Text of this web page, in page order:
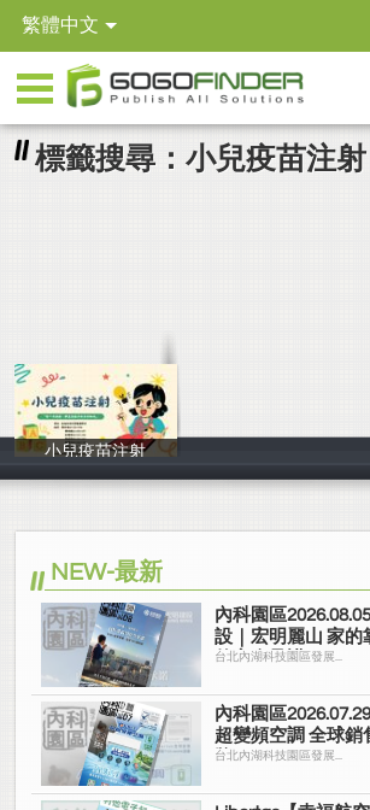
繁體中文
標籤搜尋：小兒疫苗注射
小兒疫苗注射
第三組
NEW-最新
內科園區
設｜宏明麗山 家的
的安全承諾
台北內湖科技園區發展...
內科園區
超變頻空調 全球銷
牌
台北內湖科技園區發展...